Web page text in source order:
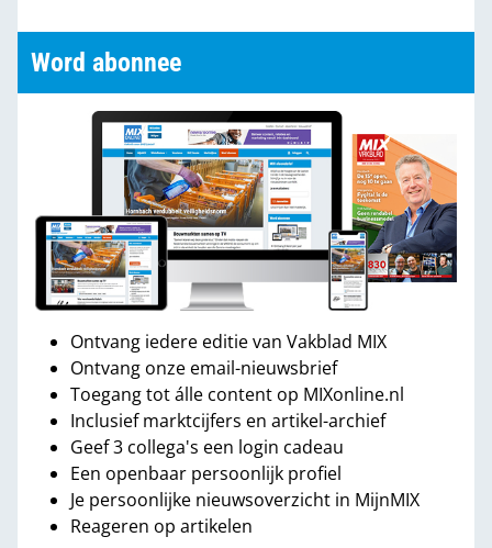
Word abonnee
Ontvang iedere editie van Vakblad MIX
Ontvang onze email-nieuwsbrief
Toegang tot álle content op MIXonline.nl
Inclusief marktcijfers en artikel-archief
Geef 3 collega's een login cadeau
Een openbaar persoonlijk profiel
Je persoonlijke nieuwsoverzicht in MijnMIX
Reageren op artikelen